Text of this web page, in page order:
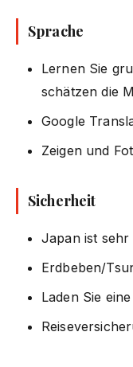
Sprache
Lernen Sie
schätzen die
Google
Zeigen und
Sicherheit
Japan ist sehr
Erdbeben/
Laden Sie